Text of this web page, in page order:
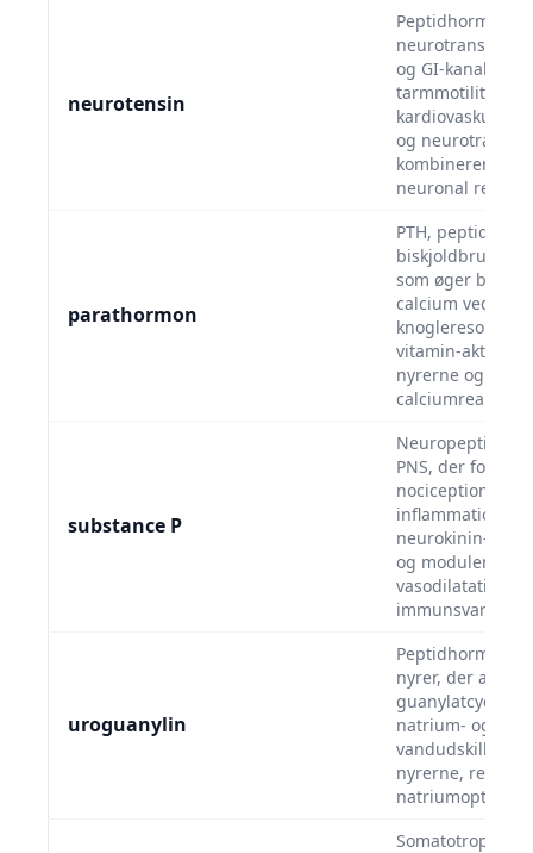
neurotensin
Peptidhormon
og GI-kanal.
tarmmotilitet,
kardiovaskulær
og
kombinerer
neuronal
parathormon
PTH,
som øger
calcium ved at
vitamin-
nyrerne og
substance P
Neuropeptid i
PNS, der
nociception og
inflammation.
neurokinin-1-
og modulerer
vasodilatation og
immunsvar.
uroguanylin
Peptidhormon i
nyrer, der
natrium- og
vandudskillelse i
nyrerne,
natriumoptag i
Somatotropin fra